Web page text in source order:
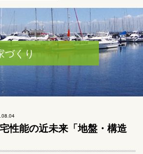
づくり
性能の近未来「地盤・構造